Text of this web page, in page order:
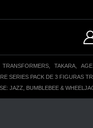
TRANSFORMERS TAKARA
SERIES PACK DE 3 FIGURAS
JAZZ, BUMBLEBEE &